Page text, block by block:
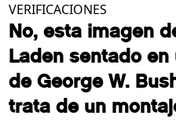
VERIFICACIONES
No, esta imagen
Laden sentado
de George W.
trata de un